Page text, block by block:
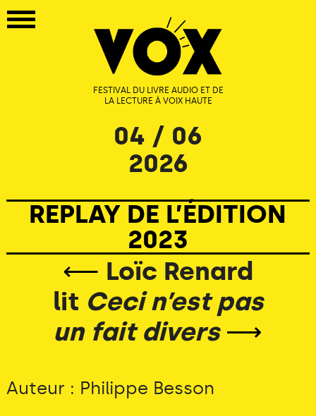
FESTIVAL DU LIVRE AUDIO ET DE
LA LECTURE À VOIX HAUTE
04 / 06
2026
REPLAY DE L’ÉDITION
2023
⟵ Loïc Renard
lit Ceci n’est pas
un fait divers ⟶
Auteur : Philippe Besson